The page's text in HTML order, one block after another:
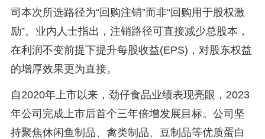
司本次所选路径为“回购注销”而非“回购用于股权激
励”。业内人士指出，注销路径可直接减少总股本，
在利润不变前提下提升每股收益(EPS)，对股东权益
的增厚效果更为直接。
自2020年上市以来，劲仔食品业绩表现亮眼，2023
年公司完成上市后首个三年倍增发展目标。公司坚
持聚焦休闲鱼制品、禽类制品、豆制品等优质蛋白